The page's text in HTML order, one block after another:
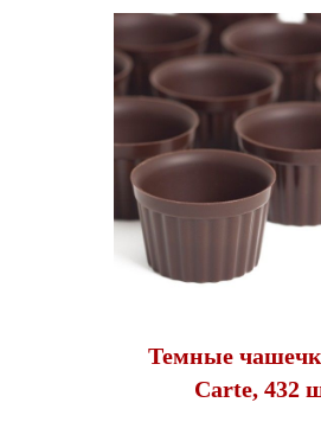
Темные
Carte, 432